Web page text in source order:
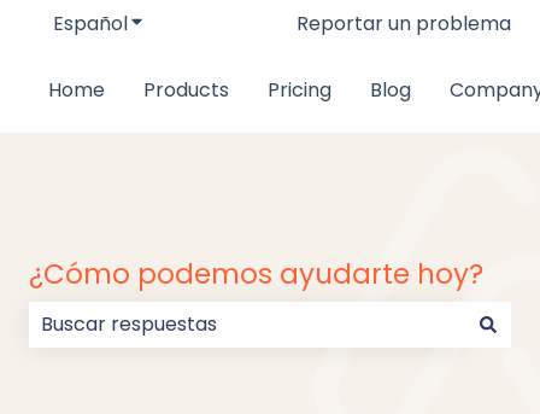
EspañolTraducciones de Mostrar submenú de
Reportar un problema
Home Products Pricing Blog
¿Cómo podemos ayudarte hoy?